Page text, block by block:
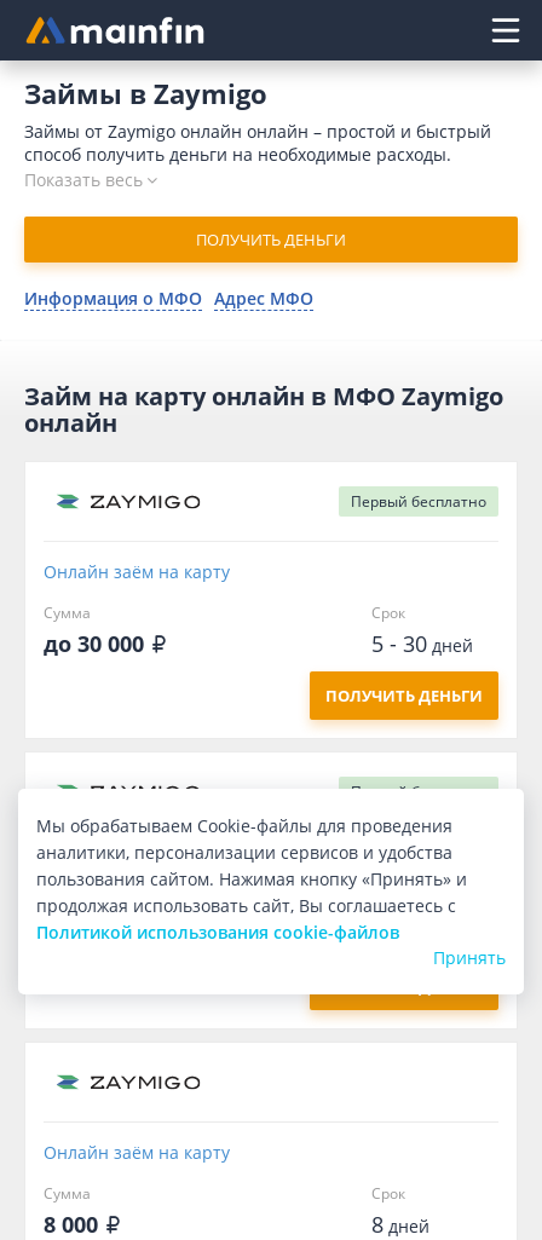
Главное меню
Займы в Zaymigo
Займы от Zaymigo онлайн онлайн – простой и быстрый
способ получить деньги на необходимые расходы.
Микрофинансовая организация выдает средства за 15
после одобрения запроса. Для оформления заявки
достаточно предоставить минимальный пакет
документов. В 2026 году оформить займ в Zaymigo онлайн
могут даже клиенты, имеющие проблемную кредитную
историю. Для оформления заявки воспользуйтесь нашим
Показать весь
ПОЛУЧИТЬ ДЕНЬГИ
Информация о МФО Адрес МФО
Займ на карту онлайн в МФО Zaymigo
онлайн
Первый бесплатно
Онлайн заём на карту
Сумма
до 30 000
Срок
5 - 30дней
ПОЛУЧИТЬ ДЕНЬГИ
Первыйбесплатно
Онлайн заём на карту
Сумма
5 000
Срок
7дней
Онлайн заём на карту
Сумма
8 000
Срок
8дней
Мы обрабатываем Cookie-файлы для проведения
аналитики, персонализации сервисов и удобства
пользования сайтом. Нажимая кнопку «Принять» и
продолжая использовать сайт, Вы соглашаетесь с
Политикой использования cookie-файлов
Принять